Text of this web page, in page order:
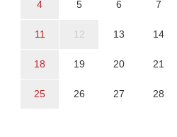
4 5 6 7
11 12 13 14
18 19 20 21
25 26 27 28